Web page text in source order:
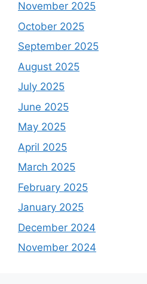
November 2025
October 2025
September 2025
August 2025
July 2025
June 2025
May 2025
April 2025
March 2025
February 2025
January 2025
December 2024
November 2024